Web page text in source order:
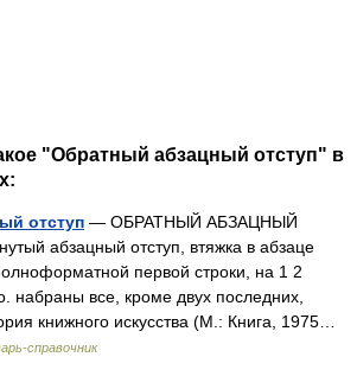
"Обратный абзацный отступ" в
отступ — ОБРАТНЫЙ АБЗАЦНЫЙ
абзацный отступ, втяжка в абзаце
первой строки, на 1 2
набраны все, кроме двух последних,
книжного искусства (М.: Книга, 1975…
справочник